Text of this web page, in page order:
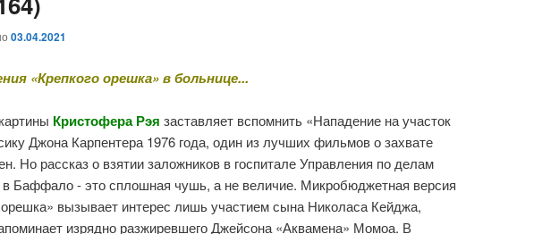
03.04.2021
«Крепкого орешка» в больнице...
Кристофера Рэязаставляет вспомнить «Нападение на участок
Джона Карпентера 1976 года, один из лучших фильмов о захвате
Но рассказ о взятии заложников в госпитале Управления по делам
в Баффало - это сплошная чушь, а не величие. Микробюджетная версия
орешка» вызывает интерес лишь участием сына Николаса Кейджа,
изрядно разжиревшего Джейсона «Аквамена» Момоа. В